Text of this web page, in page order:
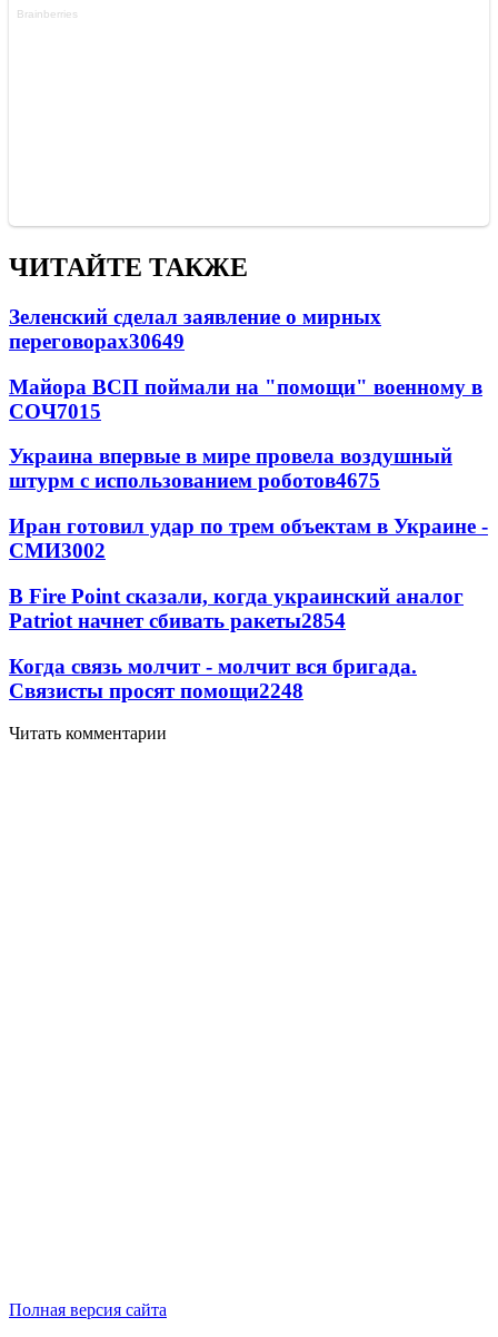
ЧИТАЙТЕ ТАКЖЕ
Зеленский сделал заявление о мирных
переговорах30649
Майора ВСП поймали на "помощи" военному в
СОЧ7015
Украина впервые в мире провела воздушный
штурм с использованием роботов4675
Иран готовил удар по трем объектам в Украине -
СМИ3002
В Fire Point сказали, когда украинский аналог
Patriot начнет сбивать ракеты2854
Когда связь молчит - молчит вся бригада.
Связисты просят помощи2248
Читать комментарии
Полная версия сайта